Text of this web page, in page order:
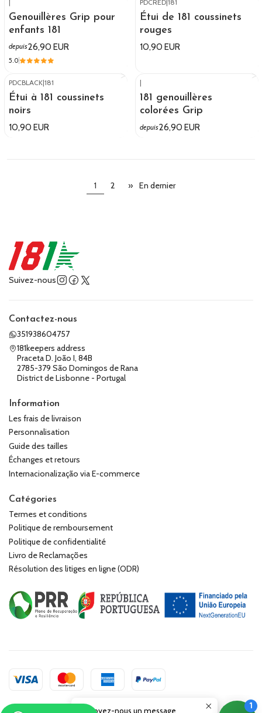
|
Genouillères Grip pour
enfants 181
depuis26,90 EUR
5.0
PDCRED|181
Étui de 181 coussinets
rouges
10,90 EUR
PDCBLACK|181
Étui à 181 coussinets
noirs
10,90 EUR
|
181 genouillères
colorées Grip
depuis26,90 EUR
1 2 » En dernier
Suivez-nous
Contactez-nous
351938604757
181keepers address
Praceta D. João I, 84B
2785-379 São Domingos de Rana
District de Lisbonne - Portugal
Information
Les frais de livraison
Personnalisation
Guide des tailles
Échanges et retours
Internacionalização via E-commerce
Catégories
Termes et conditions
Politique de remboursement
Politique de confidentialité
Livro de Reclamações
Résolution des litiges en ligne (ODR)
Envoyez-nous un message